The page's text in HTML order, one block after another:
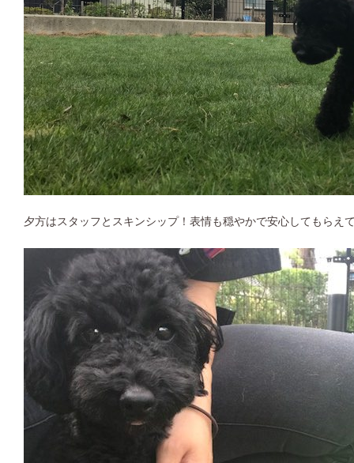
夕方はスタッフとスキンシップ！表情も穏やかで安心してもらえ